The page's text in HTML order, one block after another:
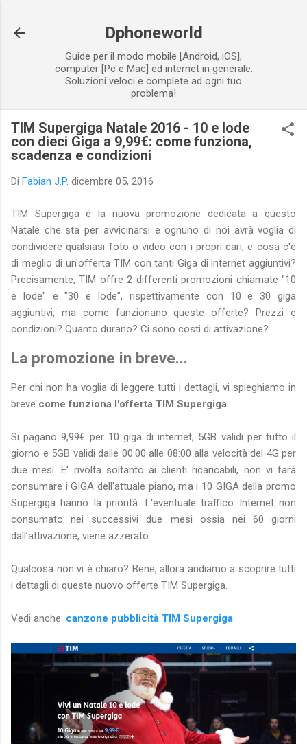
Dphoneworld
Guide per il modo mobile [Android, iOS],
computer [Pc e Mac] ed internet in generale.
Soluzioni veloci e complete ad ogni tuo
problema!
TIM Supergiga Natale 2016 - 10 e lode
con dieci Giga a 9,99€: come funziona,
scadenza e condizioni
Di Fabian J.P. dicembre 05, 2016
TIM Supergiga è la nuova promozione dedicata a questo
Natale che sta per avvicinarsi e ognuno di noi avrà voglia di
condividere qualsiasi foto o video con i propri cari, e cosa c'è
di meglio di un'offerta TIM con tanti Giga di internet aggiuntivi?
Precisamente, TIM offre 2 differenti promozioni chiamate "10
e lode" e "30 e lode", rispettivamente con 10 e 30 giga
aggiuntivi, ma come funzionano queste offerte? Prezzi e
condizioni? Quanto durano? Ci sono costi di attivazione?
La promozione in breve...
Per chi non ha voglia di leggere tutti i dettagli, vi spieghiamo in
breve come funziona l'offerta TIM Supergiga.
Si pagano 9,99€ per 10 giga di internet, 5GB validi per tutto il
giorno e 5GB validi dalle 00:00 alle 08:00 alla velocità del 4G per
due mesi. E' rivolta soltanto ai clienti ricaricabili, non vi farà
consumare i GIGA dell'attuale piano, ma i 10 GIGA della promo
Supergiga hanno la priorità. L'eventuale traffico Internet non
consumato nei successivi due mesi ossia nei 60 giorni
dall’attivazione, viene azzerato.
Qualcosa non vi è chiaro? Bene, allora andiamo a scoprire tutti
i dettagli di queste nuovo offerte TIM Supergiga.
Vedi anche: canzone pubblicità TIM Supergiga